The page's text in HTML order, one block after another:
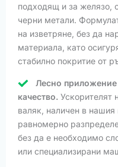
подходящ и за желязо,
черни метали.
на изветряне, без да
материала, като
стабилно покритие от
Лесно приложение
качество. Ускорителят
валяк, наличен в нашия
равномерно
без да е необходимо
или специализирани